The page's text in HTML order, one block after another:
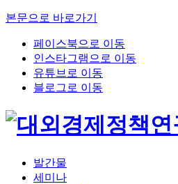
본문으로 바로가기
페이스북으로 이동
인스타그램으로 이동
유튜브로 이동
블로그로 이동
발간물
세미나